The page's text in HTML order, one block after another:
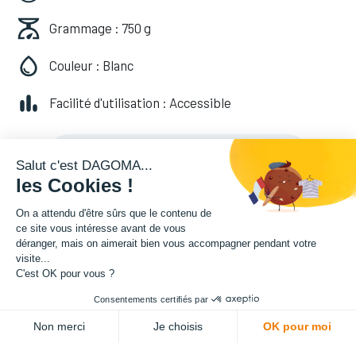
Grammage : 750 g
Couleur : Blanc
Facilité d'utilisation : Accessible
20,82€HT
(20,82 TVA comprise)
Soyez averti lorsque le produit est de
nouveau en stock
Enregistrer pour plus tard
Salut c'est DAGOMA...
les Cookies !
On a attendu d'être sûrs que le contenu de
ce site vous intéresse avant de vous
déranger, mais on aimerait bien vous accompagner pendant votre
visite...
C'est OK pour vous ?
Consentements certifiés par
Non merci Je choisis OK pour moi